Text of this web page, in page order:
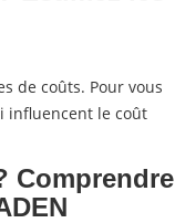
de coûts. Pour vous
influencent le coût
Comprendre